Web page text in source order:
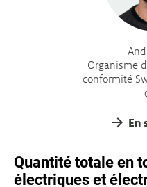
Organisme
conformité
En